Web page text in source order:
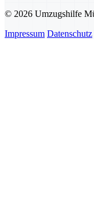
© 2026 Umzugshilfe
Impressum Datenschutz